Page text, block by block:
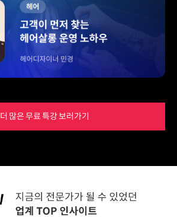
더 많은 무료 특강 보러가기